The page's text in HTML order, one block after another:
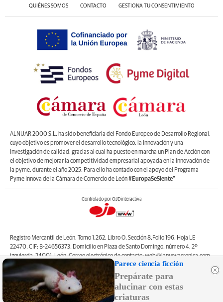
QUIÉNES SOMOS CONTACTO GESTIONA TU CONSENTIMIENTO
ALNUAR 2000 S.L. ha sido beneficiaria del Fondo Europeo de Desarrollo Regional,
cuyo objetivo es promover el desarrollo tecnológico, la innovación y una
investigación de calidad, gracias al cual ha puesto en marcha un Plan de Acción con
el objetivo de mejorar la competitividad empresarial apoyada en la innovación de
la pyme, durante el año 2025. Para ello ha contado con el apoyo del Programa
Pyme Innova de la Cámara de Comercio de León#EuropaSeSiente”
Controlado por OJDinteractiva
Registro Mercantil de León, Tomo 1.262, Libro O, Sección 8,Folio 196, Hoja LE
22470. CIF: B-24656373. Domicilio en Plaza de Santo Domingo, número 4, 2º
izquierda, 24001, León. Correo electrónico de contacto: web@lanuevacronica.com.
Copyright © ALNUAR 2000 S.L. (LA NUEVA CRÓNICA). Incluye contenidos de la
empresa, de empresas del grupo o de terceros.
Parece ciencia ficción
Prepárate para
alucinar con estas
criaturas